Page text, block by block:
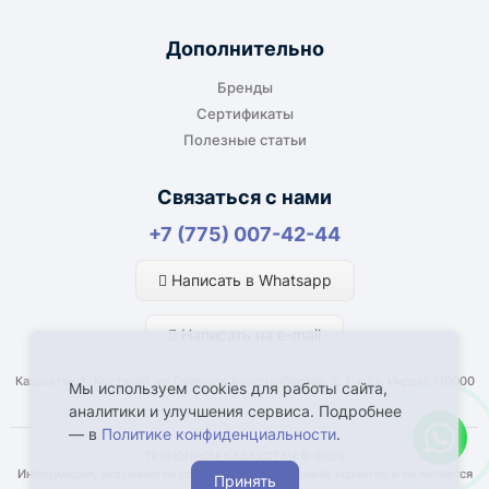
габаритов груза.
Для крупногабаритных, тяжёлых или
рассчитывается отдельно. По согласованию
Что влияет на срок доставки
Дополнительно
Бренды
Сертификаты
Полезные статьи
Связаться с нами
+7 (775) 007-42-44
Написать в Whatsapp
Написать на e-mail
Казахстан, г. Костанай, ул Генерала Арыстанбекова, д. 1, к.2а, Индекс 110000
Информация, указанная на сайте, имеет справочный характер и не является
Мы используем cookies для работы сайта,
аналитики и улучшения сервиса. Подробнее
— в Политике конфиденциальности.
Принять